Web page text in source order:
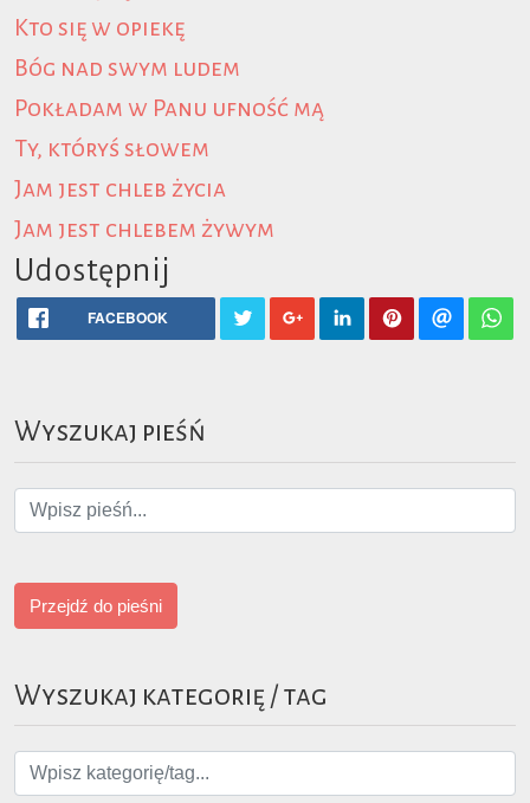
Kto się w opiekę
Bóg nad swym ludem
Pokładam w Panu ufność mą
Ty, któryś słowem
Jam jest chleb życia
Jam jest chlebem żywym
Udostępnij
FACEBOOK
Wyszukaj pieśń
Przejdź do pieśni
Wyszukaj kategorię / tag